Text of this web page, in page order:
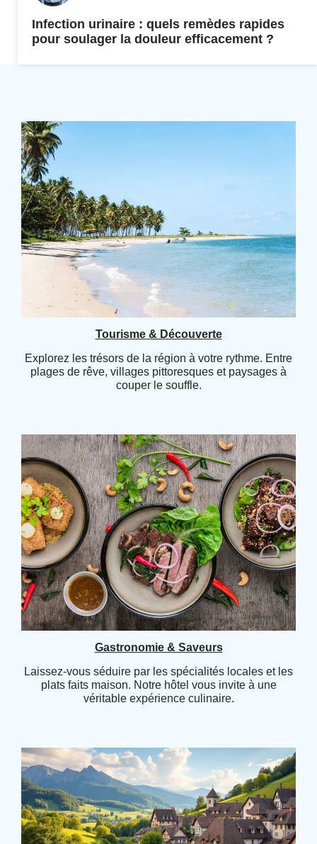
Infection urinaire : quels remèdes rapides
pour soulager la douleur efficacement ?
Tourisme & Découverte
Explorez les trésors de la région à votre rythme. Entre
plages de rêve, villages pittoresques et paysages à
couper le souffle.
Gastronomie & Saveurs
Laissez-vous séduire par les spécialités locales et les
plats faits maison. Notre hôtel vous invite à une
véritable expérience culinaire.